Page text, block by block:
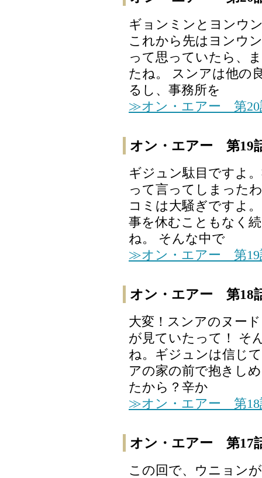
ギョンミンとヨンウ
これから先はヨンウ
って思っていたら、
たね。 スンアは他の
るし、事務所を
≫オン・エアー 第20
オン・エアー 第19
ギジュン駄目ですよ
って言ってしまった
コミは大騒ぎですよ
事を休むこともなく
ね。 そんな中で
≫オン・エアー 第19
オン・エアー 第18
大変！スンアのヌー
が見ていたって！ そ
ね。ギジュンは信じ
アの家の前で抱きし
たから？辛か
≫オン・エアー 第18
オン・エアー 第17
この回で、ウニョン